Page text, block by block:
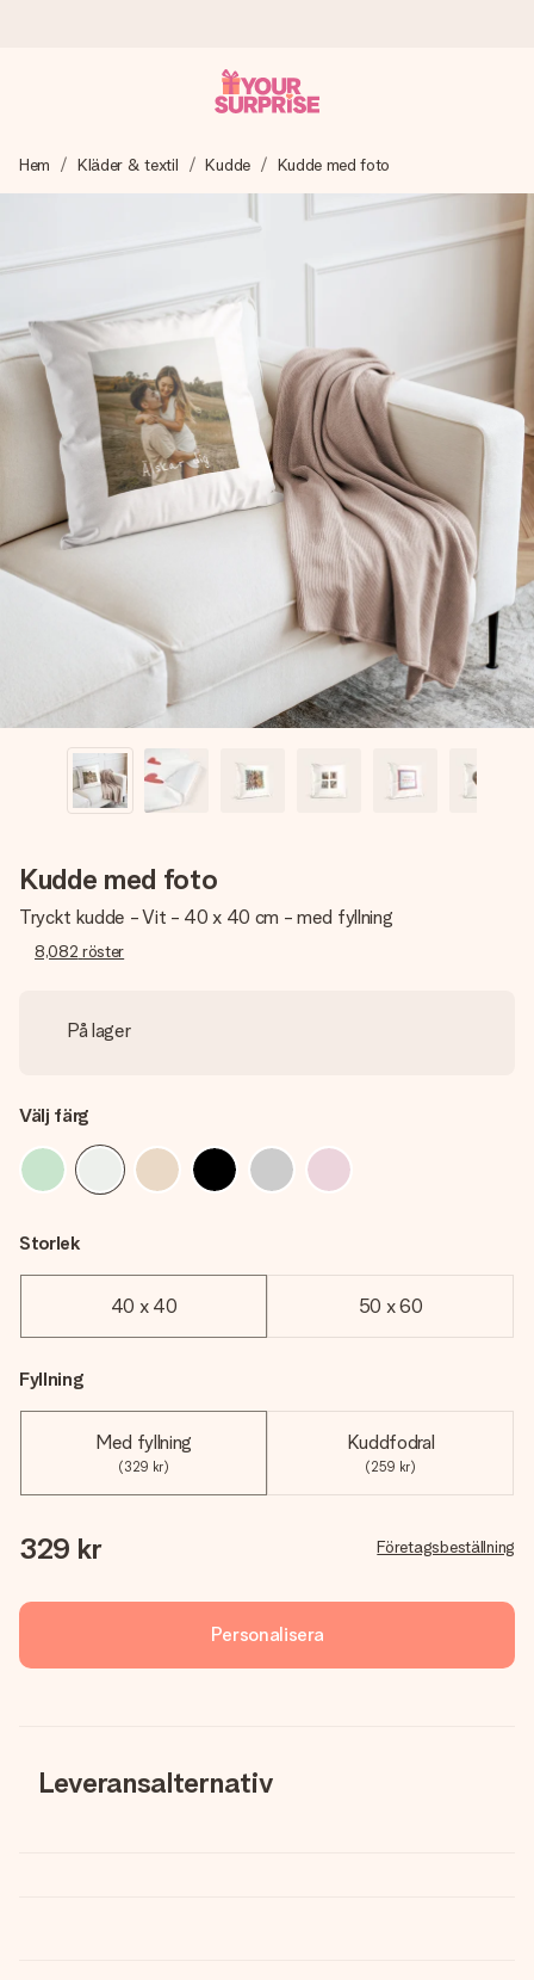
Vi skapar din gåva med omsorg och skickar den blixtsnabbt
– så att du kan ge den i precis rätt tid, när det betyder som
4,6 (baserat på +15 000 recensioner)
Våra gåvor inspirerar. Kunder ger oss 4,6 på Google
Reviews.
Gratis hälsning
Skapa något unikt med bara några få steg – med hennes
namn, ditt foto eller ett meddelande som verkligen berör
hennes hjärta. Inget krångel, bara med all kärlek för stunden.
Hem Kläder & textil Kudde Kudde med foto
Kudde med foto
Tryckt kudde - Vit - 40 x 40 cm - med fyllning
8,082 röster
På lager
Välj färg
Storlek
40 x 40 50 x 60
Fyllning
Med fyllning
(329 kr)
Kuddfodral
(259 kr)
329 kr Företagsbeställning
Personalisera
Leveransalternativ